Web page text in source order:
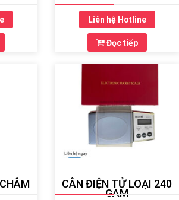
Liên hệ Hotline
Đọc tiếp
CÂN ĐIỆN TỬ LOẠI 240
GAM